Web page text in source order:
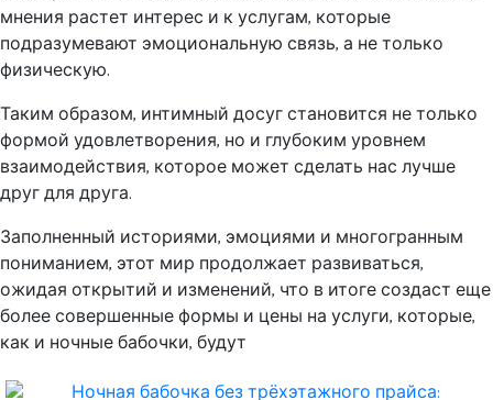
мнения растет интерес и к услугам, которые
подразумевают эмоциональную связь, а не только
физическую.
Таким образом, интимный досуг становится не только
формой удовлетворения, но и глубоким уровнем
взаимодействия, которое может сделать нас лучше
друг для друга.
Заполненный историями, эмоциями и многогранным
пониманием, этот мир продолжает развиваться,
ожидая открытий и изменений, что в итоге создаст еще
более совершенные формы и цены на услуги, которые,
как и ночные бабочки, будут